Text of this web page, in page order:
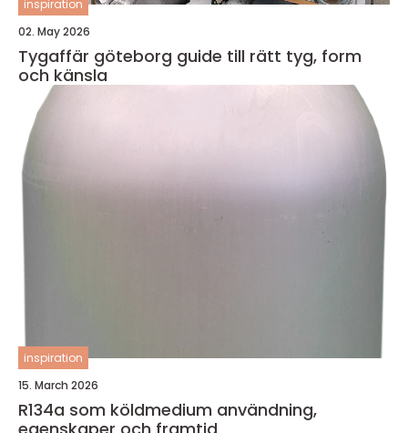
inspiration
02. May 2026
Tygaffär göteborg guide till rätt tyg, form
och känsla
inspiration
15. March 2026
R134a som köldmedium användning,